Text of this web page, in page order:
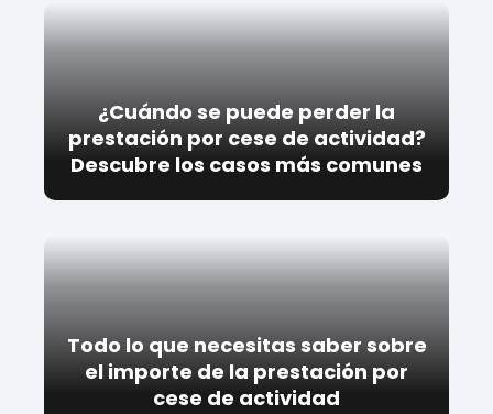
¿Cuándo se puede perder la
prestación por cese de actividad?
Descubre los casos más comunes
Todo lo que necesitas saber sobre
el importe de la prestación por
cese de actividad